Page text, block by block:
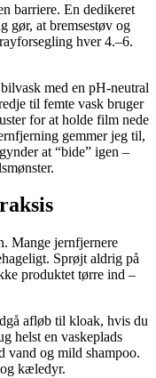
barriere. En dedikeret
gør, at bremsestøv og
hver 4.–6.
med en pH-neutral
til femte vask bruger
for at holde film nede
gemmer jeg til,
at “bide” igen –
Mange jernfjernere
Sprøjt aldrig på
produktet tørre ind –
afløb til kloak, hvis du
helst en vaskeplads
vand og mild shampoo.
kæledyr.